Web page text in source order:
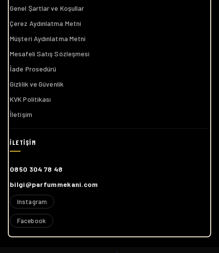
Genel Şartlar ve Koşullar
Çerez Aydınlatma Metni
Müşteri Aydınlatma Metni
Mesafeli Satış Sözleşmesi
İade Prosedürü
Gizlilik ve Güvenlik
KVK Politikası
İletişim
0850 304 78 48
bilgi@parfummekani.com
Instagram
Facebook